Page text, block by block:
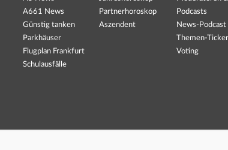
A661 News
Günstig tanken
Parkhäuser
Flugplan Frankfurt
Schulausfälle
Partnerhoroskop
Aszendent
Podcasts
News-Podcast
Themen-Ticker
Voting